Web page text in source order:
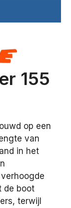
155
op een
van
in het
de boot
terwijl